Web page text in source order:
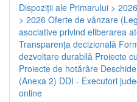
Dispoziţii ale Primarului > 2026
> 2026 Oferte de vânzare
asociative privind eliberarea
Transparenţa decizională
dezvoltare durabilă Proiecte
Proiecte de hotărâre
(Anexa 2) DDI - Executori
online